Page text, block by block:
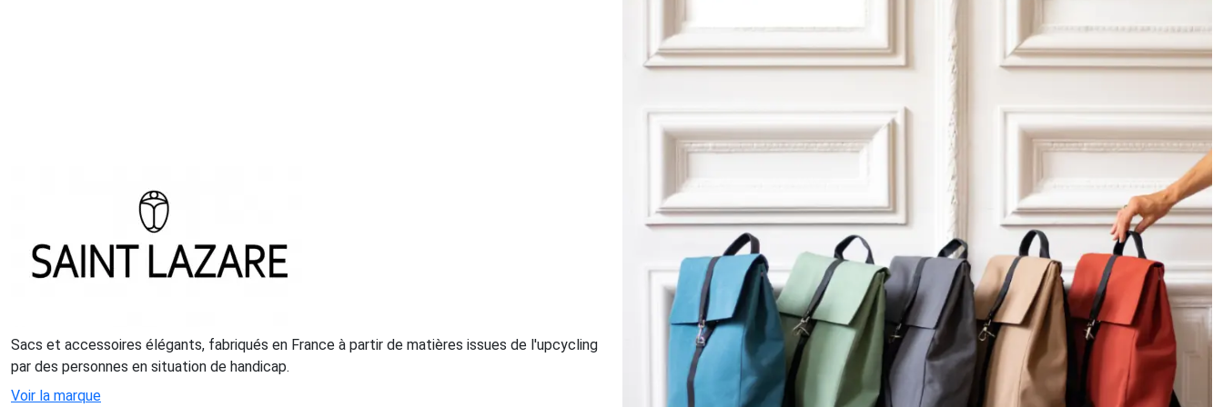
Sacs et accessoires élégants, fabriqués en France à partir de matières issues de l'upcycling
par des personnes en situation de handicap.
Voir la marque